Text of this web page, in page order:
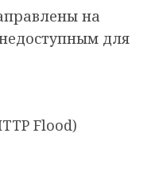
на
недоступным для
Flood)